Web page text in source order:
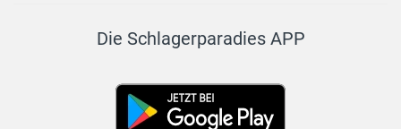
Die Schlagerparadies APP